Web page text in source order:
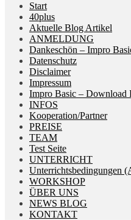
Start
40plus
Aktuelle Blog Artikel
ANMELDUNG
Dankeschön – Impro
Datenschutz
Disclaimer
Impressum
Impro Basic – Download
INFOS
Kooperation/Partner
PREISE
TEAM
Test Seite
UNTERRICHT
Unterrichtsbedingungen
WORKSHOP
ÜBER UNS
NEWS BLOG
KONTAKT